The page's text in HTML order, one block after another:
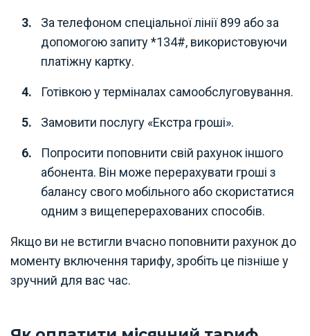
За телефоном спеціальної лінії 899 або за
допомогою запиту *134#, використовуючи
платіжну картку.
Готівкою у терміналах самообслуговування.
Замовити послугу «Екстра гроші».
Попросити поповнити свій рахунок іншого
абонента. Він може перерахувати гроші з
балансу свого мобільного або скористатися
одним з вищеперерахованих способів.
Якщо ви не встигли вчасно поповнити рахунок до
моменту включення тарифу, зробіть це пізніше у
зручний для вас час.